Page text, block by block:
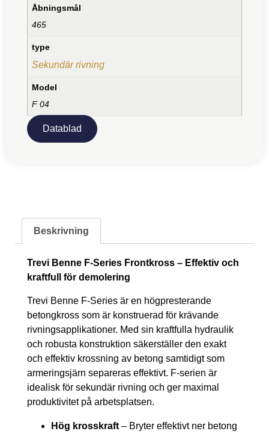
Åbningsmål
465
type
Sekundär rivning
Model
F 04
Datablad
Beskrivning
Trevi Benne F-Series Frontkross – Effektiv och
kraftfull för demolering
Trevi Benne F-Series är en högpresterande
betongkross som är konstruerad för krävande
rivningsapplikationer. Med sin kraftfulla hydraulik
och robusta konstruktion säkerställer den exakt
och effektiv krossning av betong samtidigt som
armeringsjärn separeras effektivt. F-serien är
idealisk för sekundär rivning och ger maximal
produktivitet på arbetsplatsen.
Hög krosskraft – Bryter effektivt ner betong